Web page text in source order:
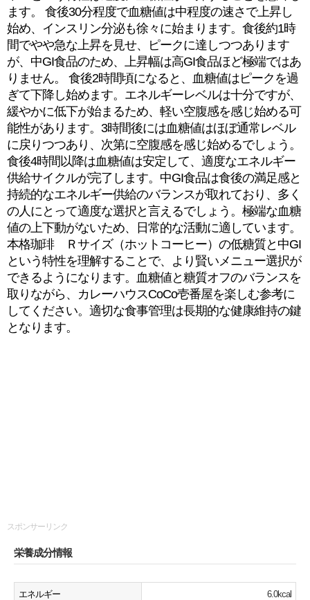
ます。 食後30分程度で血糖値は中程度の速さで上昇し
始め、インスリン分泌も徐々に始まります。食後約1時
間でやや急な上昇を見せ、ピークに達しつつあります
が、中GI食品のため、上昇幅は高GI食品ほど極端ではあ
りません。 食後2時間頃になると、血糖値はピークを過
ぎて下降し始めます。エネルギーレベルは十分ですが、
緩やかに低下が始まるため、軽い空腹感を感じ始める可
能性があります。3時間後には血糖値はほぼ通常レベル
に戻りつつあり、次第に空腹感を感じ始めるでしょう。
食後4時間以降は血糖値は安定して、適度なエネルギー
供給サイクルが完了します。中GI食品は食後の満足感と
持続的なエネルギー供給のバランスが取れており、多く
の人にとって適度な選択と言えるでしょう。極端な血糖
値の上下動がないため、日常的な活動に適しています。
本格珈琲 Ｒサイズ（ホットコーヒー）の低糖質と中GI
という特性を理解することで、より賢いメニュー選択が
できるようになります。血糖値と糖質オフのバランスを
取りながら、カレーハウスCoCo壱番屋を楽しむ参考に
してください。適切な食事管理は長期的な健康維持の鍵
となります。
スポンサーリンク
栄養成分情報
エネルギー 6.0kcal